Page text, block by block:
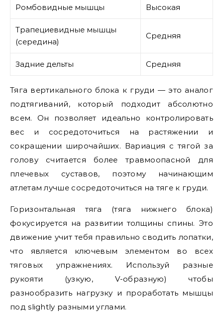
Ромбовидные мышцы Высокая
Трапециевидные мышцы
(середина)
Средняя
Задние дельты Средняя
Тяга вертикального блока к груди — это аналог
подтягиваний, который подходит абсолютно
всем. Он позволяет идеально контролировать
вес и сосредоточиться на растяжении и
сокращении широчайших. Вариация с тягой за
голову считается более травмоопасной для
плечевых суставов, поэтому начинающим
атлетам лучше сосредоточиться на тяге к груди.
Горизонтальная тяга (тяга нижнего блока)
фокусируется на развитии толщины спины. Это
движение учит тебя правильно сводить лопатки,
что является ключевым элементом во всех
тяговых упражнениях. Используй разные
рукояти (узкую, V-образную) чтобы
разнообразить нагрузку и проработать мышцы
под slightly разными углами.